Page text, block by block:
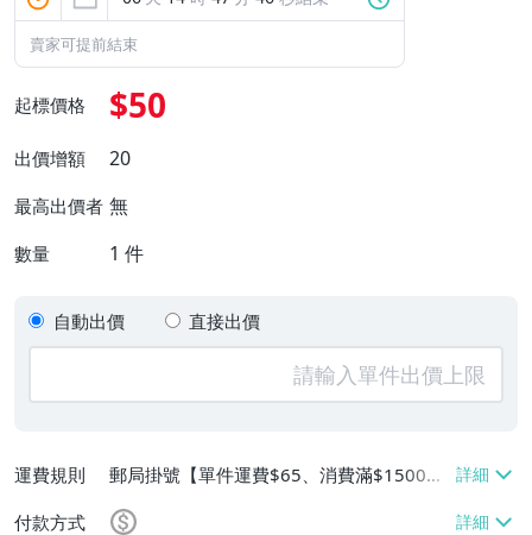
賣家可提前結束
起標價格 $50
出價增額 20
最高出價者 無
數量 1 件
自動出價 直接出價
運費規則
郵局掛號【單件運費$65、消費滿$1500免
運費】
付款方式